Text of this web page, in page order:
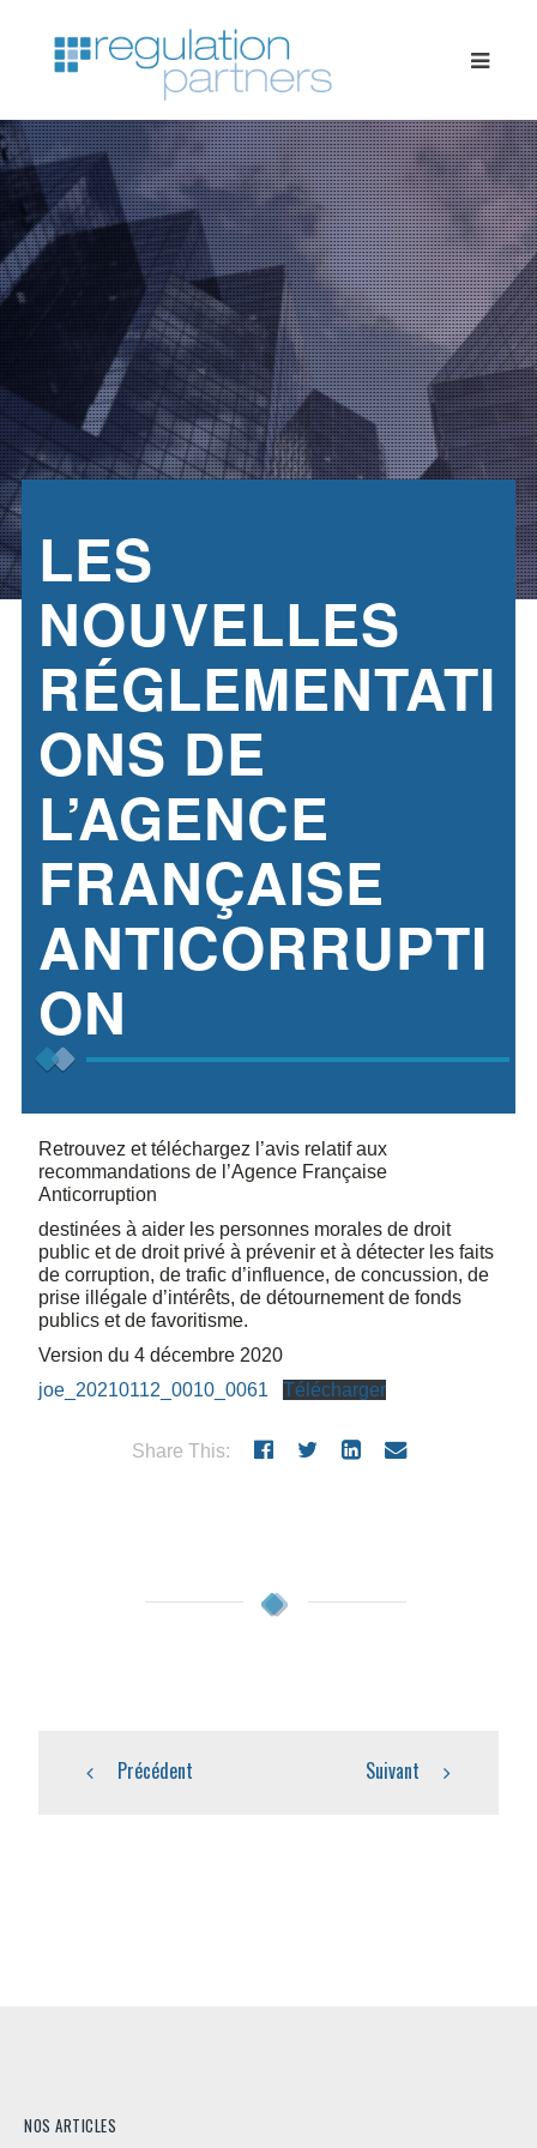
LES
NOUVELLES
RÉGLEMENTATI
ONS DE
L’AGENCE
FRANÇAISE
ANTICORRUPTI
ON
Retrouvez et téléchargez l’avis relatif aux
recommandations de l’Agence Française
Anticorruption
destinées à aider les personnes morales de droit
public et de droit privé à prévenir et à détecter les faits
de corruption, de trafic d’influence, de concussion, de
prise illégale d’intérêts, de détournement de fonds
publics et de favoritisme.
Version du 4 décembre 2020
joe_20210112_0010_0061
Télécharger
Share This:
Précédent Suivant
NOS ARTICLES